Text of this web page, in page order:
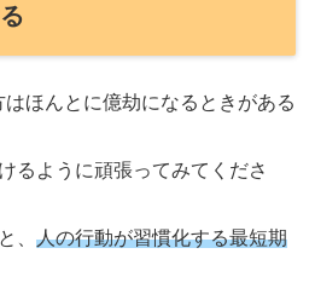
ほんとに億劫になるときがある
るように頑張ってみてくださ
、 人の行動が習慣化する最短期